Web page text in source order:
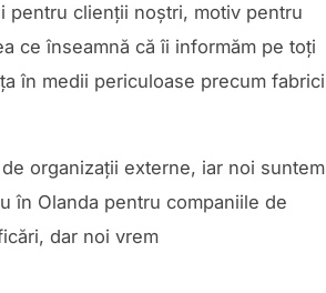
pentru clienții noștri, motiv pentru
ce înseamnă că îi informăm pe toți
în medii periculoase precum fabrici
organizații externe, iar noi suntem
în Olanda pentru companiile de
dar noi vrem